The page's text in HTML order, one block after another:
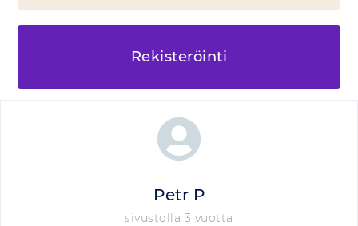
Rekisteröinti
Petr P
sivustolla 3 vuotta